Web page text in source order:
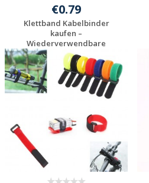
€0.79
Klettband Kabelbinder
kaufen –
Wiederverwendbare
Lösung...
Jetzt Angebot
anfordern